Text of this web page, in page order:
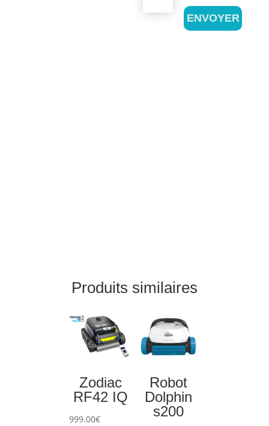
ENVOYER
Produits similaires
Zodiac
RF42 IQ
999.00€
Robot
Dolphin
s200